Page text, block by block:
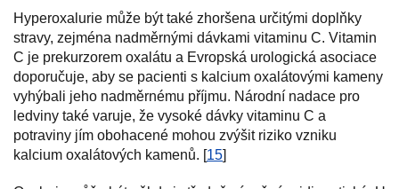
Hyperoxalurie může být také zhoršena určitými doplňky
stravy, zejména nadměrnými dávkami vitaminu C. Vitamin
C je prekurzorem oxalátu a Evropská urologická asociace
doporučuje, aby se pacienti s kalcium oxalátovými kameny
vyhýbali jeho nadměrnému příjmu. Národní nadace pro
ledviny také varuje, že vysoké dávky vitaminu C a
potraviny jím obohacené mohou zvýšit riziko vzniku
kalcium oxalátových kamenů. [15]